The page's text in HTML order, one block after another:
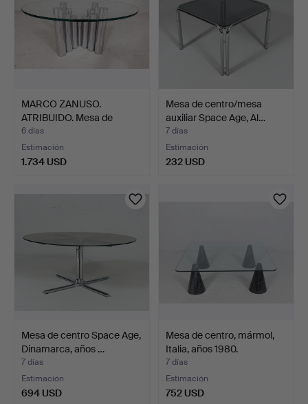
MARCO ZANUSO.
ATRIBUIDO. Mesa de
centro es…
6 días
Estimación
1.734 USD
Mesa de centro/mesa
auxiliar Space Age, Al…
7 días
Estimación
232 USD
Mesa de centro Space Age,
Dinamarca, años …
7 días
Estimación
694 USD
Mesa de centro, mármol,
Italia, años 1980.
7 días
Estimación
752 USD